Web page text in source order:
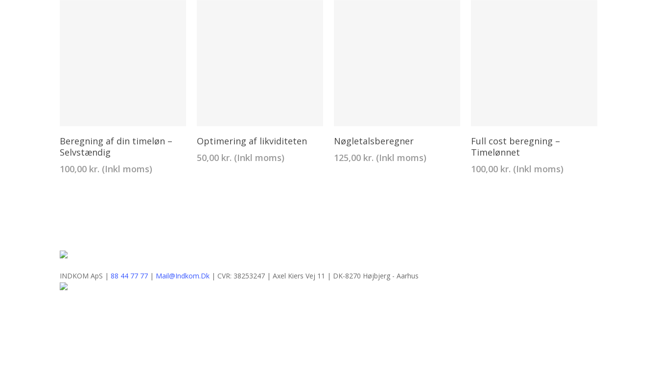
Tilføj Til Kurv
Beregning af din timeløn –
Selvstændig
100,00 kr. (Inkl moms)
Tilføj Til Kurv
Optimering af likviditeten
50,00 kr. (Inkl moms)
Tilføj Til Kurv
Nøgletalsberegner
125,00 kr. (Inkl moms)
Tilføj Til Kurv
Full cost beregning –
Timelønnet
100,00 kr. (Inkl moms)
INDKOM ApS | 88 44 77 77 | Mail@Indkom.Dk | CVR: 38253247 | Axel Kiers Vej 11 | DK-8270 Højbjerg - Aarhus